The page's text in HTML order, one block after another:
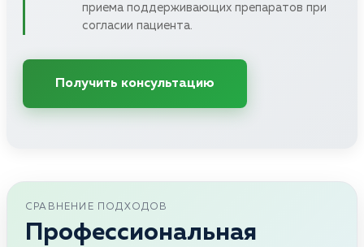
приема поддерживающих препаратов при
согласии пациента.
Получить консультацию
СРАВНЕНИЕ ПОДХОДОВ
Профессиональная